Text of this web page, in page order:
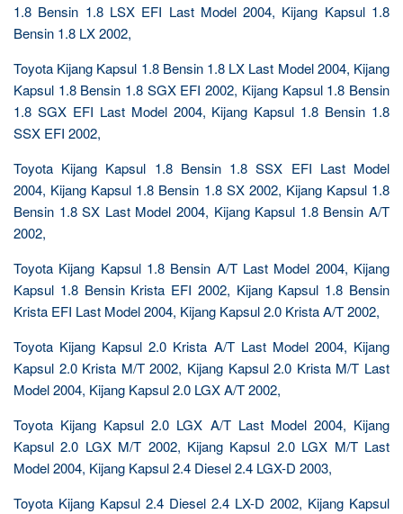
1.8 Bensin 1.8 LSX EFI Last Model 2004, Kijang Kapsul 1.8
Bensin 1.8 LX 2002,
Toyota Kijang Kapsul 1.8 Bensin 1.8 LX Last Model 2004, Kijang
Kapsul 1.8 Bensin 1.8 SGX EFI 2002, Kijang Kapsul 1.8 Bensin
1.8 SGX EFI Last Model 2004, Kijang Kapsul 1.8 Bensin 1.8
SSX EFI 2002,
Toyota Kijang Kapsul 1.8 Bensin 1.8 SSX EFI Last Model
2004, Kijang Kapsul 1.8 Bensin 1.8 SX 2002, Kijang Kapsul 1.8
Bensin 1.8 SX Last Model 2004, Kijang Kapsul 1.8 Bensin A/T
2002,
Toyota Kijang Kapsul 1.8 Bensin A/T Last Model 2004, Kijang
Kapsul 1.8 Bensin Krista EFI 2002, Kijang Kapsul 1.8 Bensin
Krista EFI Last Model 2004, Kijang Kapsul 2.0 Krista A/T 2002,
Toyota Kijang Kapsul 2.0 Krista A/T Last Model 2004, Kijang
Kapsul 2.0 Krista M/T 2002, Kijang Kapsul 2.0 Krista M/T Last
Model 2004, Kijang Kapsul 2.0 LGX A/T 2002,
Toyota Kijang Kapsul 2.0 LGX A/T Last Model 2004, Kijang
Kapsul 2.0 LGX M/T 2002, Kijang Kapsul 2.0 LGX M/T Last
Model 2004, Kijang Kapsul 2.4 Diesel 2.4 LGX-D 2003,
Toyota Kijang Kapsul 2.4 Diesel 2.4 LX-D 2002, Kijang Kapsul